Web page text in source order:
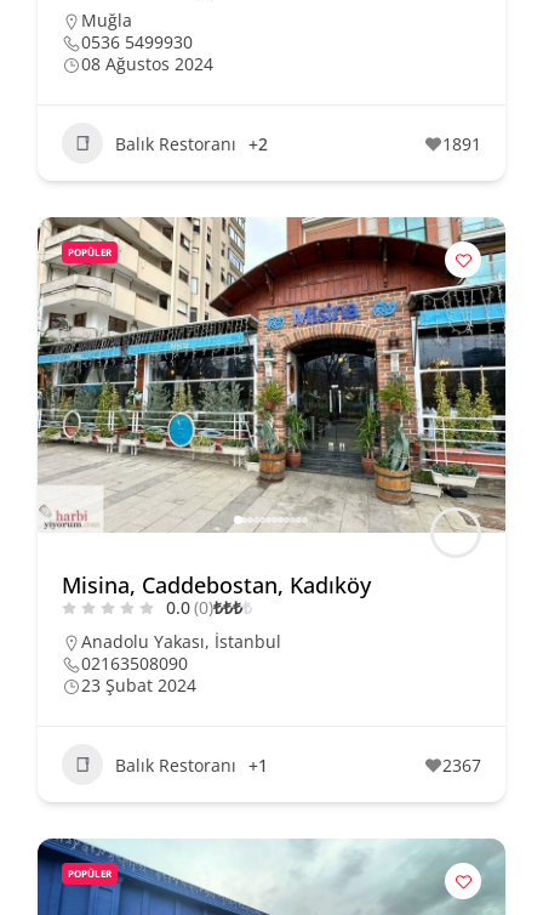
Muğla
0536 5499930
08 Ağustos 2024
Balık Restoranı +2 1891
POPÜLER
Misina, Caddebostan, Kadıköy
0.0(0)₺₺₺₺
Anadolu Yakası, İstanbul
02163508090
23 Şubat 2024
Balık Restoranı +1 2367
POPÜLER